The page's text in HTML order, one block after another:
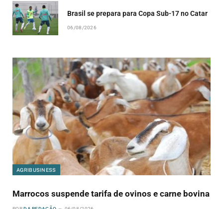
Brasil se prepara para Copa Sub-17 no Catar
06/08/2026
AGRIBUSINESS
Marrocos suspende tarifa de ovinos e carne bovina